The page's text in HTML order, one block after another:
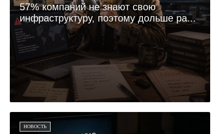
57% компаний не знают свою
инфраструктуру, поэтому дольше ра...
НОВОСТЬ